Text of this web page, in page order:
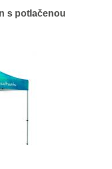
s potlačenou